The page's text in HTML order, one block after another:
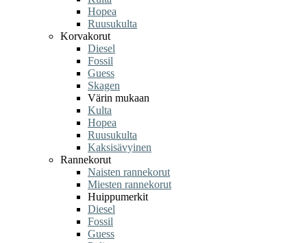
Hopea
Ruusukulta
Korvakorut
Diesel
Fossil
Guess
Skagen
Värin mukaan
Kulta
Hopea
Ruusukulta
Kaksisävyinen
Rannekorut
Naisten rannekorut
Miesten rannekorut
Huippumerkit
Diesel
Fossil
Guess